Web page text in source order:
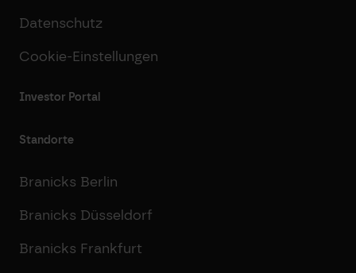
Datenschutz
Cookie-Einstellungen
Investor Portal
Standorte
Branicks Berlin
Branicks Düsseldorf
Branicks Frankfurt